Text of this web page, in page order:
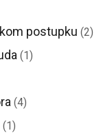
postupku (2)
(1)
(4)
(1)